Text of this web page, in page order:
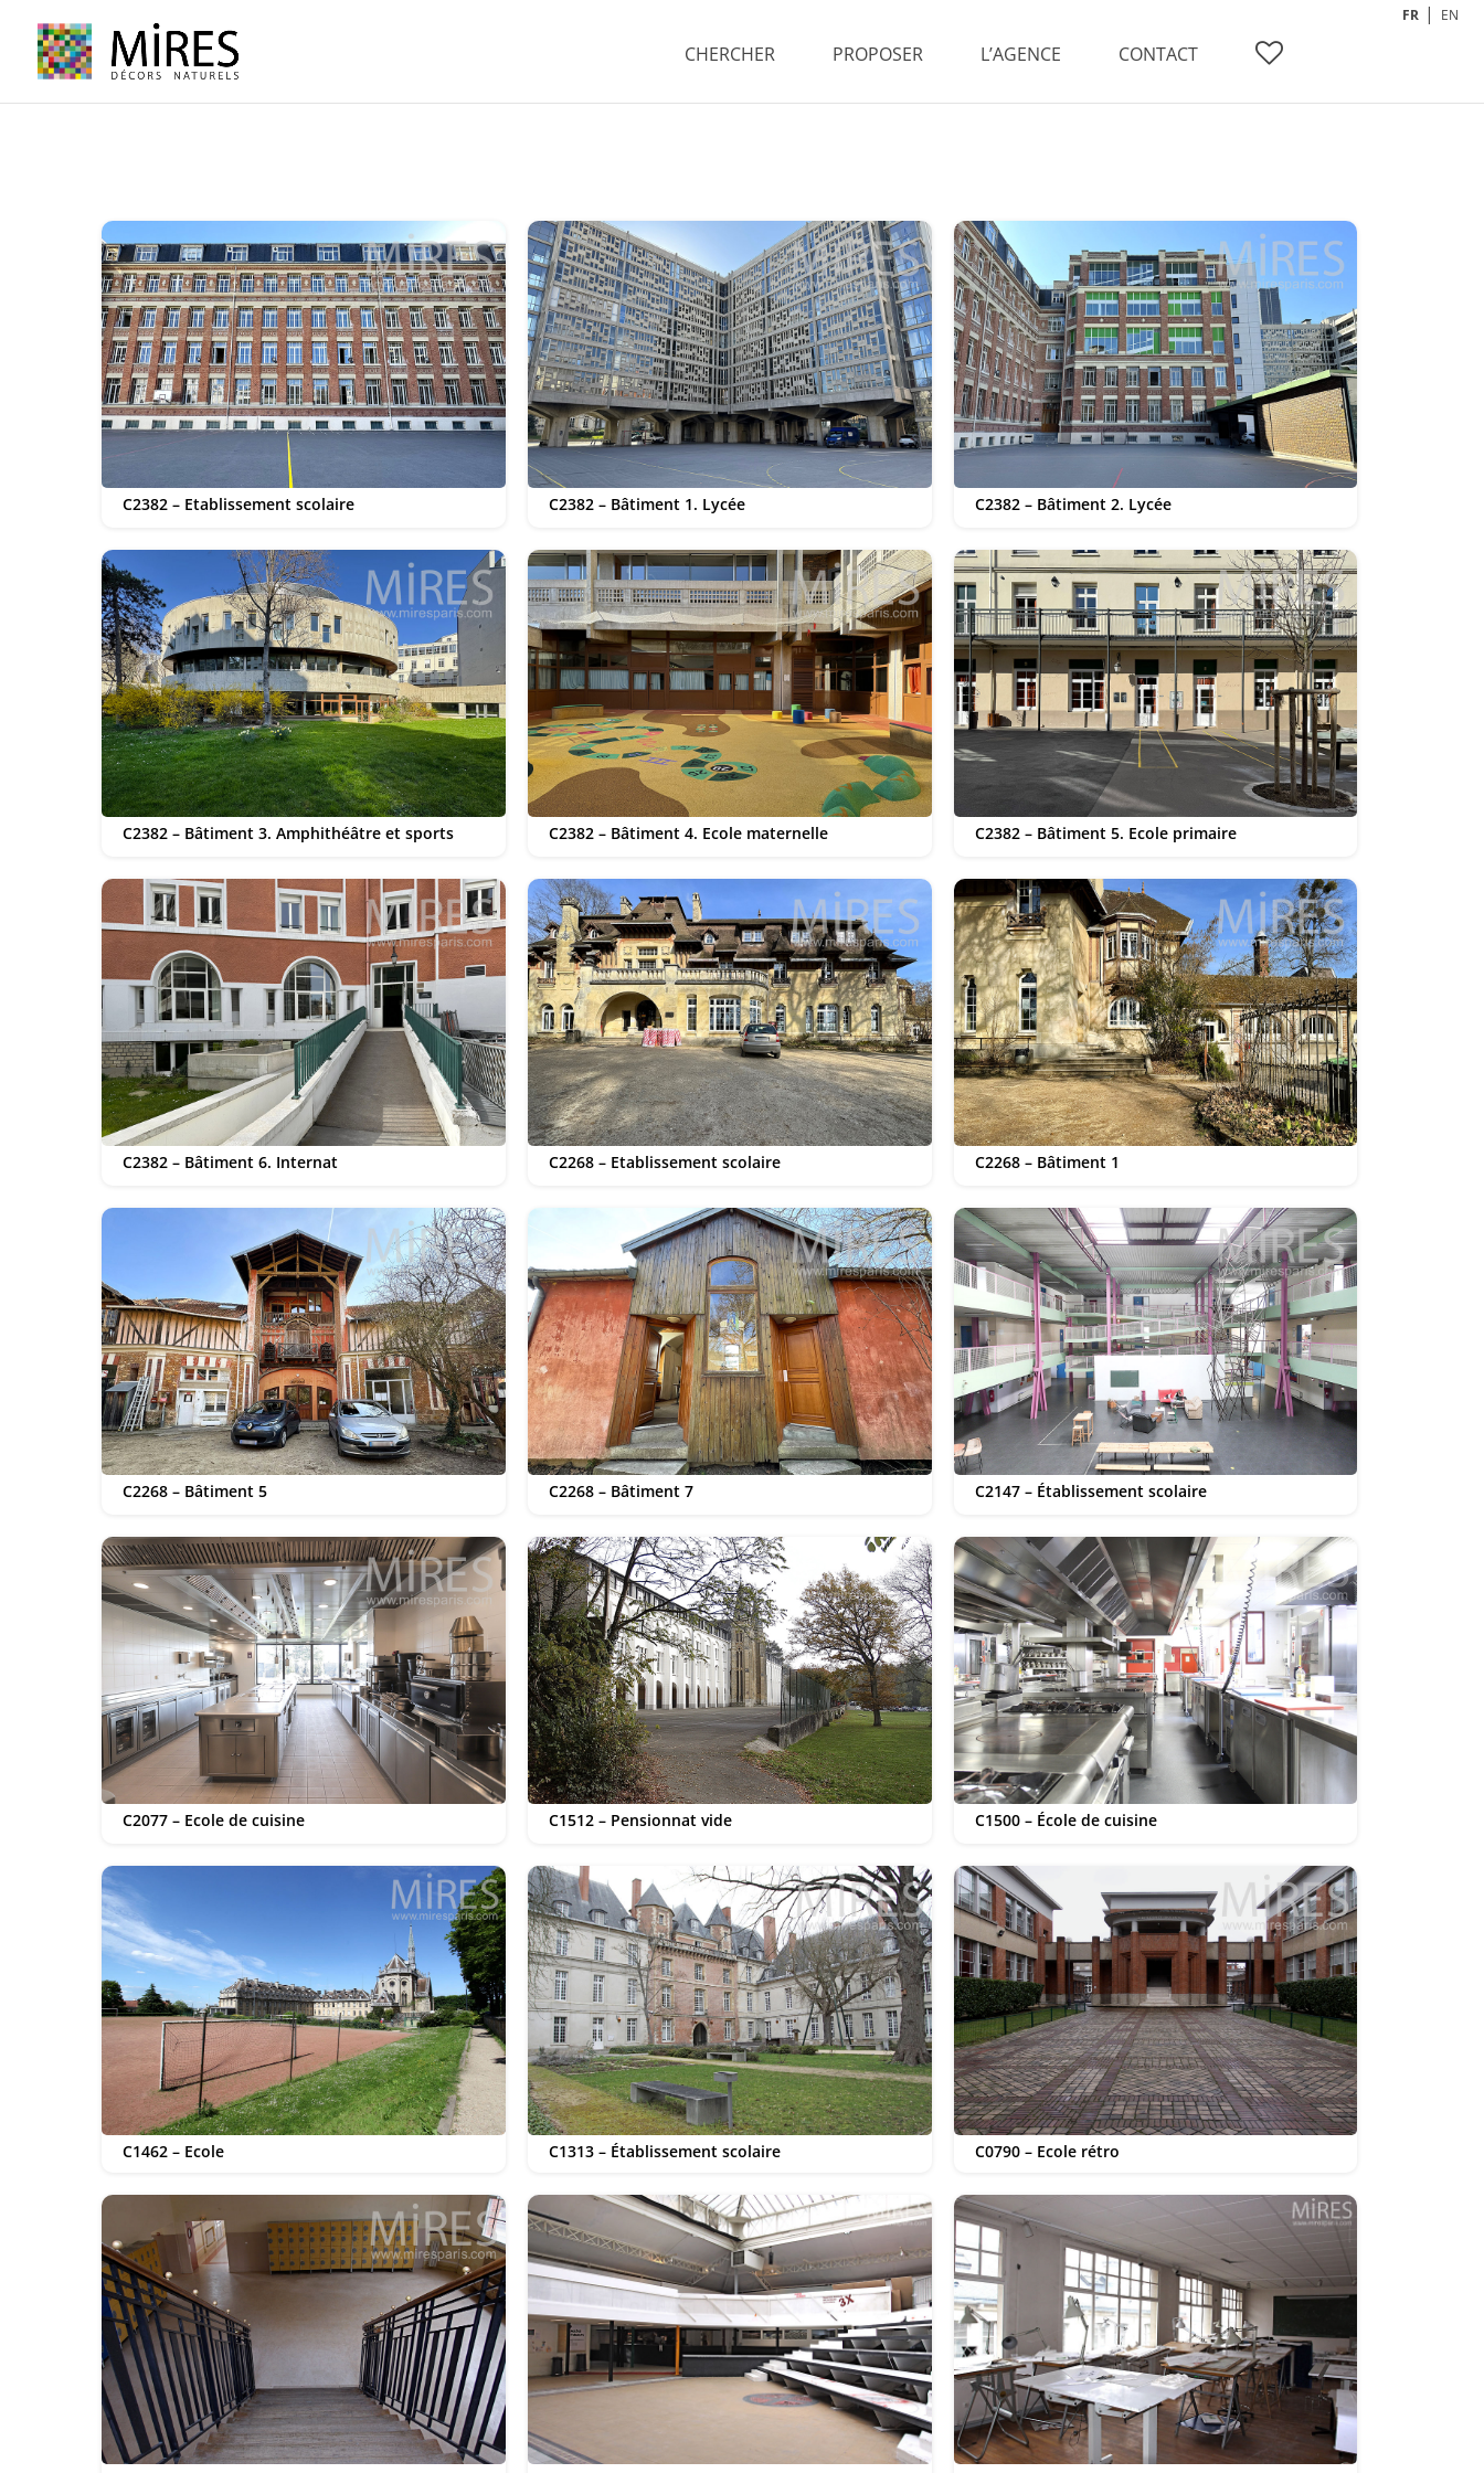
CHERCHER PROPOSER L’AGENCE CONTACT
FR EN
C2382 – Etablissement scolaire C2382 – Bâtiment 1. Lycée C2382 – Bâtiment 2. Lycée
C2382 – Bâtiment 3. Amphithéâtre et sports C2382 – Bâtiment 4. Ecole maternelle C2382 – Bâtiment 5. Ecole primaire
C2382 – Bâtiment 6. Internat C2268 – Etablissement scolaire C2268 – Bâtiment 1
C2268 – Bâtiment 5 C2268 – Bâtiment 7 C2147 – Établissement scolaire
C2077 – Ecole de cuisine C1512 – Pensionnat vide C1500 – École de cuisine
C1462 – Ecole C1313 – Établissement scolaire C0790 – Ecole rétro